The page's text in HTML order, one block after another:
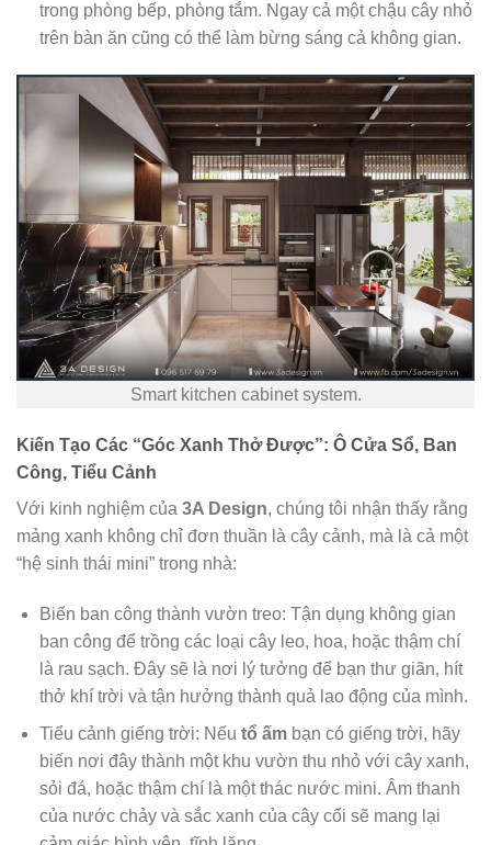
trong phòng bếp, phòng tắm. Ngay cả một chậu cây nhỏ
trên bàn ăn cũng có thể làm bừng sáng cả không gian.
Smart kitchen cabinet system.
Kiến Tạo Các “Góc Xanh Thở Được”: Ô Cửa Sổ, Ban
Công, Tiểu Cảnh
Với kinh nghiệm của 3A Design, chúng tôi nhận thấy rằng
mảng xanh không chỉ đơn thuần là cây cảnh, mà là cả một
“hệ sinh thái mini” trong nhà:
Biến ban công thành vườn treo: Tận dụng không gian
ban công để trồng các loại cây leo, hoa, hoặc thậm chí
là rau sạch. Đây sẽ là nơi lý tưởng để bạn thư giãn, hít
thở khí trời và tận hưởng thành quả lao động của mình.
Tiểu cảnh giếng trời: Nếu tổ ấmbạn có giếng trời, hãy
biến nơi đây thành một khu vườn thu nhỏ với cây xanh,
sỏi đá, hoặc thậm chí là một thác nước mini. Âm thanh
của nước chảy và sắc xanh của cây cối sẽ mang lại